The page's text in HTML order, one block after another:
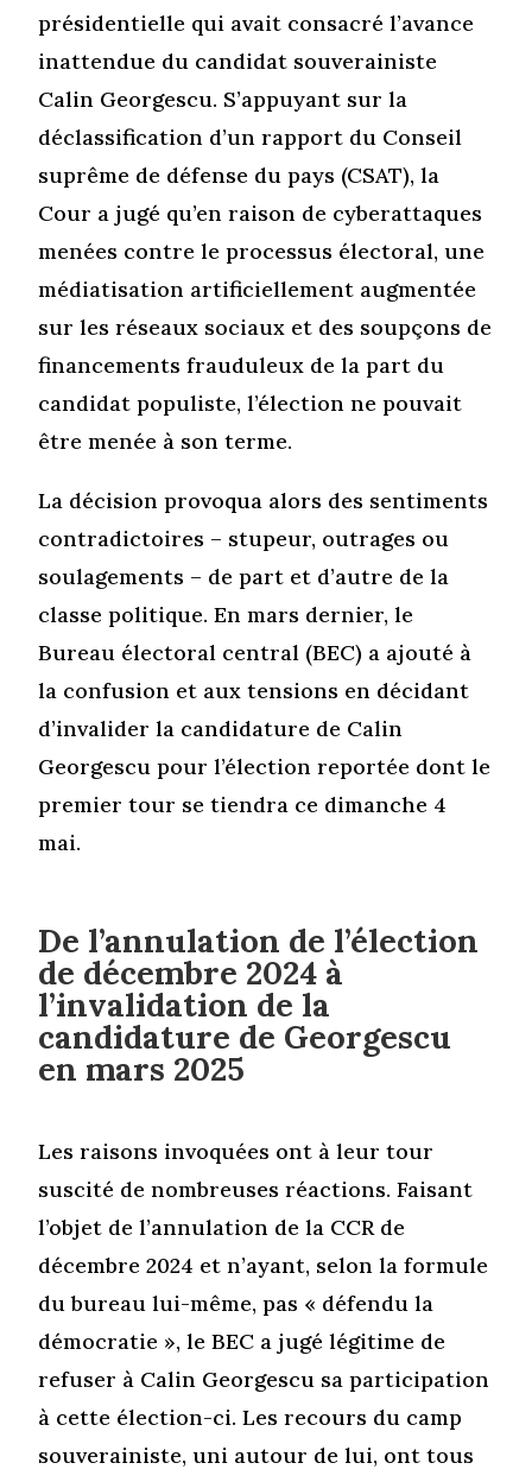
présidentielle qui avait consacré l’avance
inattendue du candidat souverainiste
Calin Georgescu. S’appuyant sur la
déclassification d’un rapport du Conseil
suprême de défense du pays (CSAT), la
Cour a jugé qu’en raison de cyberattaques
menées contre le processus électoral, une
médiatisation artificiellement augmentée
sur les réseaux sociaux et des soupçons de
financements frauduleux de la part du
candidat populiste, l’élection ne pouvait
être menée à son terme.
La décision provoqua alors des sentiments
contradictoires – stupeur, outrages ou
soulagements – de part et d’autre de la
classe politique. En mars dernier, le
Bureau électoral central (BEC) a ajouté à
la confusion et aux tensions en décidant
d’invalider la candidature de Calin
Georgescu pour l’élection reportée dont le
premier tour se tiendra ce dimanche 4
mai.
De l’annulation de l’élection
de décembre 2024 à
l’invalidation de la
candidature de Georgescu
en mars 2025
Les raisons invoquées ont à leur tour
suscité de nombreuses réactions. Faisant
l’objet de l’annulation de la CCR de
décembre 2024 et n’ayant, selon la formule
du bureau lui-même, pas « défendu la
démocratie », le BEC a jugé légitime de
refuser à Calin Georgescu sa participation
à cette élection-ci. Les recours du camp
souverainiste, uni autour de lui, ont tous